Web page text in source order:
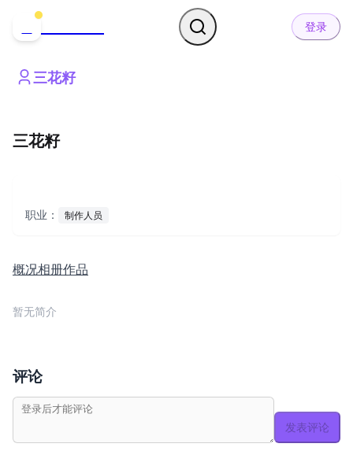
登录
三花籽
三花籽
职业： 制作人员
概况相册作品
暂无简介
评论
发表评论